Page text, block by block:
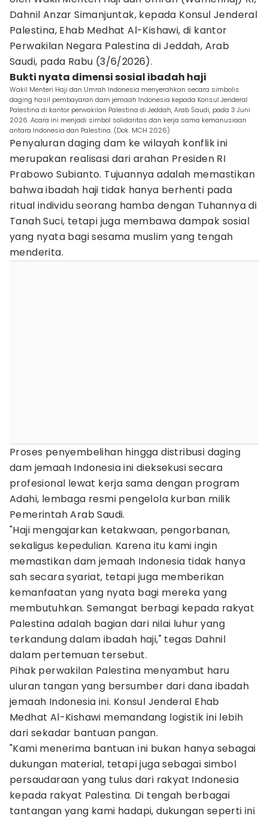
Dahnil Anzar Simanjuntak, kepada Konsul Jenderal
Palestina, Ehab Medhat Al-Kishawi, di kantor
Perwakilan Negara Palestina di Jeddah, Arab
Saudi, pada Rabu (3/6/2026).
Bukti nyata dimensi sosial ibadah haji
Wakil Menteri Haji dan Umrah Indonesia menyerahkan secara simbolis
daging hasil pembayaran dam jemaah Indonesia kepada Konsul Jenderal
Palestina di kantor perwakilan Palestina di Jeddah, Arab Saudi, pada 3 Juni
2026. Acara ini menjadi simbol solidaritas dan kerja sama kemanusiaan
antara Indonesia dan Palestina. (Dok. MCH 2026)
Penyaluran daging dam ke wilayah konflik ini
merupakan realisasi dari arahan Presiden RI
Prabowo Subianto. Tujuannya adalah memastikan
bahwa ibadah haji tidak hanya berhenti pada
ritual individu seorang hamba dengan Tuhannya di
Tanah Suci, tetapi juga membawa dampak sosial
yang nyata bagi sesama muslim yang tengah
menderita.
Proses penyembelihan hingga distribusi daging
dam jemaah Indonesia ini dieksekusi secara
profesional lewat kerja sama dengan program
Adahi, lembaga resmi pengelola kurban milik
Pemerintah Arab Saudi.
"Haji mengajarkan ketakwaan, pengorbanan,
sekaligus kepedulian. Karena itu kami ingin
memastikan dam jemaah Indonesia tidak hanya
sah secara syariat, tetapi juga memberikan
kemanfaatan yang nyata bagi mereka yang
membutuhkan. Semangat berbagi kepada rakyat
Palestina adalah bagian dari nilai luhur yang
terkandung dalam ibadah haji," tegas Dahnil
dalam pertemuan tersebut.
Pihak perwakilan Palestina menyambut haru
uluran tangan yang bersumber dari dana ibadah
jemaah Indonesia ini. Konsul Jenderal Ehab
Medhat Al-Kishawi memandang logistik ini lebih
dari sekadar bantuan pangan.
"Kami menerima bantuan ini bukan hanya sebagai
dukungan material, tetapi juga sebagai simbol
persaudaraan yang tulus dari rakyat Indonesia
kepada rakyat Palestina. Di tengah berbagai
tantangan yang kami hadapi, dukungan seperti ini